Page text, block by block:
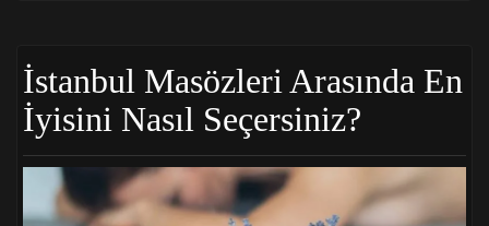
İstanbul Masözleri Arasında En
İyisini Nasıl Seçersiniz?